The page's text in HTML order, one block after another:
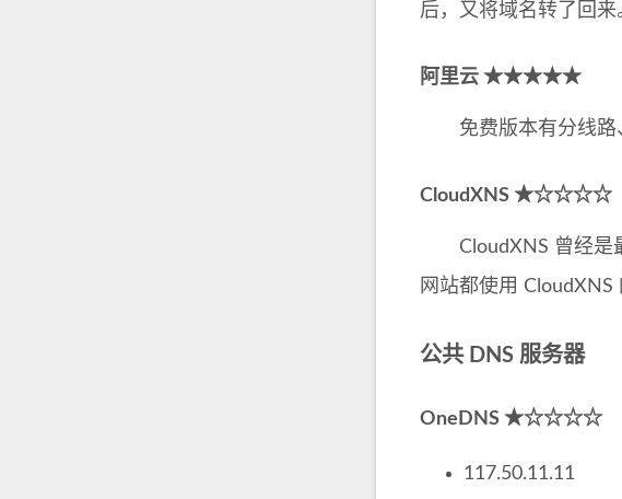
后，又将域名转了回来
阿里云 ★★★★★
免费版本有分线路、
CloudXNS ★☆☆☆☆
CloudXNS 曾经是最
网站都使用
公共 DNS 服务器
OneDNS ★☆☆☆☆
117.50.11.11